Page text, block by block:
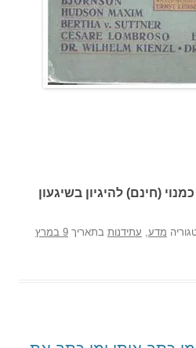
מנוי (חינם) להיגיון בשיגעון
מדע,עתידנותבתאריך 9 במרץ